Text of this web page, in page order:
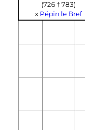
(726 † 783)
x Pépin le Bref